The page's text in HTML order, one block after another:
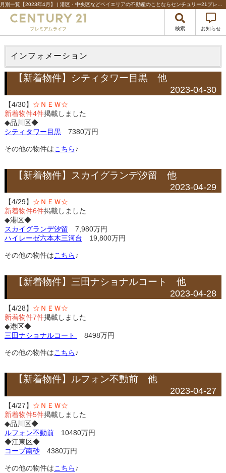
検索 お知らせ
インフォメーション
【新着物件】シティタワー目黒 他
2023-04-30
【4/30】 ☆ＮＥＷ☆
新着物件4件掲載しました
◆品川区◆
シティタワー目黒7380万円
その他の物件はこちら♪
【新着物件】スカイグランデ汐留 他
2023-04-29
【4/29】 ☆ＮＥＷ☆
新着物件6件掲載しました
◆港区◆
スカイグランデ汐留 7,980万円
ハイレーゼ六本木三河台 19,800万円
その他の物件はこちら♪
【新着物件】三田ナショナルコート 他
2023-04-28
【4/28】 ☆ＮＥＷ☆
新着物件7件掲載しました
◆港区◆
三田ナショナルコート
8498万円
その他の物件はこちら♪
【新着物件】ルフォン不動前 他
2023-04-27
【4/27】 ☆ＮＥＷ☆
新着物件5件掲載しました
◆品川区◆
ルフォン不動前10480万円
◆江東区◆
コープ南砂4380万円
その他の物件はこちら♪